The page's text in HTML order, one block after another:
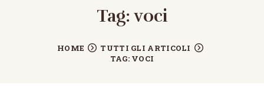
Tag: voci
HOME
TUTTI GLI ARTICOLI
TAG: VOCI
CONTATTI